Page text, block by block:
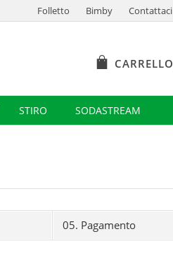
Folletto Bimby Contattaci
CARRELLO
STIRO SODASTREAM
05. Pagamento